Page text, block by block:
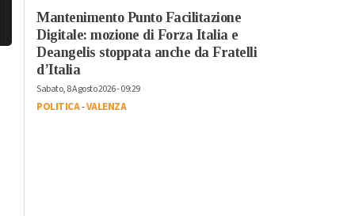
Mantenimento Punto Facilitazione
Digitale: mozione di Forza Italia e
Deangelis stoppata anche da Fratelli
d’Italia
Sabato, 8 Agosto 2026 - 09:29
POLITICA-VALENZA